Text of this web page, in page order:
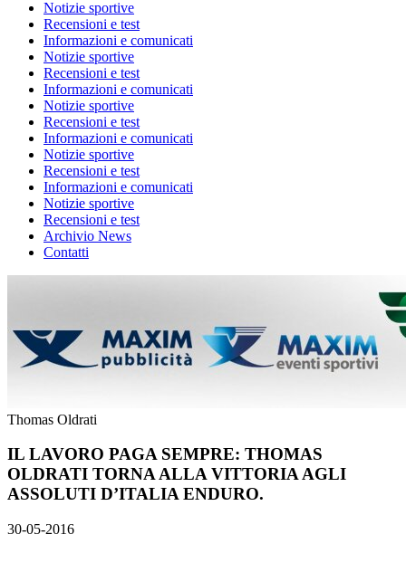
Notizie sportive
Recensioni e test
Informazioni e comunicati
Notizie sportive
Recensioni e test
Informazioni e comunicati
Notizie sportive
Recensioni e test
Informazioni e comunicati
Notizie sportive
Recensioni e test
Informazioni e comunicati
Notizie sportive
Recensioni e test
Archivio News
Contatti
Thomas Oldrati
IL LAVORO PAGA SEMPRE: THOMAS
OLDRATI TORNA ALLA VITTORIA AGLI
ASSOLUTI D’ITALIA ENDURO.
30-05-2016